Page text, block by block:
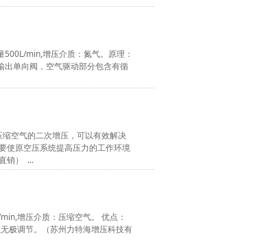
min,增压介质：氮气。原理：
出单向阀，空气驱动部分包含有循
空气的二次增压，可以有效解决
使原空压系统提高压力的工作环境
销） ...
增压介质：压缩空气。 优点：
极调节。（苏州力特海增压科技有